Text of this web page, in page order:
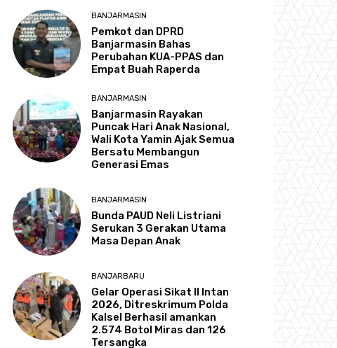
BANJARMASIN
Pemkot dan DPRD
Banjarmasin Bahas
Perubahan KUA-PPAS dan
Empat Buah Raperda
BANJARMASIN
Banjarmasin Rayakan
Puncak Hari Anak Nasional,
Wali Kota Yamin Ajak Semua
Bersatu Membangun
Generasi Emas
BANJARMASIN
Bunda PAUD Neli Listriani
Serukan 3 Gerakan Utama
Masa Depan Anak
BANJARBARU
Gelar Operasi Sikat II Intan
2026, Ditreskrimum Polda
Kalsel Berhasil amankan
2.574 Botol Miras dan 126
Tersangka